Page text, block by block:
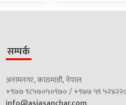
सम्पर्क
अनामनगर, काठमाडौं, नेपाल
+९७७ ९८५७०५०९७० / +९७७ ५९